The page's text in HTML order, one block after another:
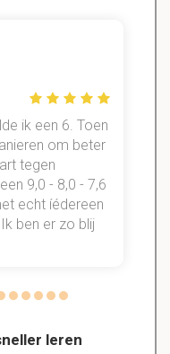
leren
ik een 6. Toen
om beter
tegen
9,0 - 8,0 - 7,6
echt íédereen
ben er zo blij